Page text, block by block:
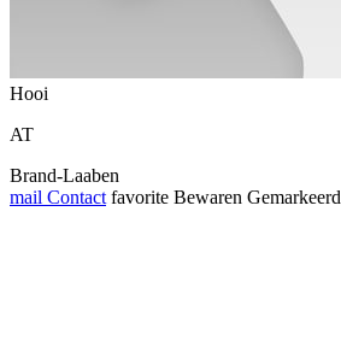
Hooi
AT
Brand-Laaben
mail Contact favorite Bewaren Gemarkeerd